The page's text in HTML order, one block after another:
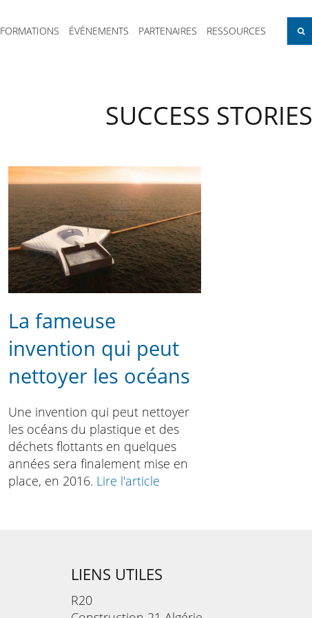
FORMATIONS ÉVÉNEMENTS PARTENAIRES RESSOURCES
SUCCESS STORIES
La fameuse
invention qui peut
nettoyer les océans
Une invention qui peut nettoyer
les océans du plastique et des
déchets flottants en quelques
années sera finalement mise en
place, en 2016. Lire l'article
LIENS UTILES
R20